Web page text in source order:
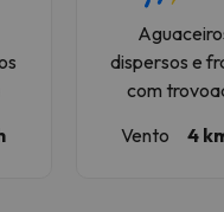
dispersos e
com
Vento
4